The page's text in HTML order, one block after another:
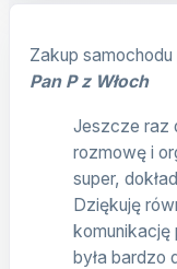
Zakup
Pan P z Włoch
Jeszcze raz
rozmowę i
super,
Dziękuję
komunikację
była bardzo